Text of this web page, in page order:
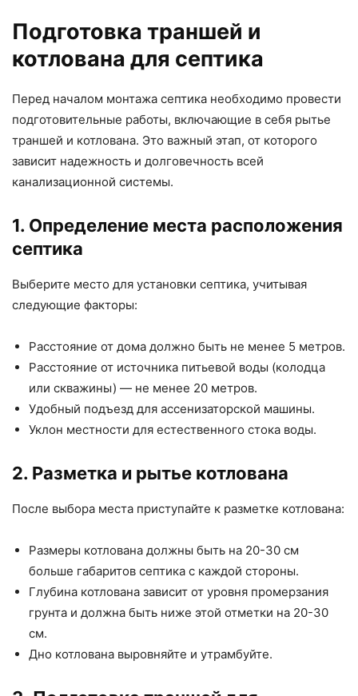
Подготовка траншей и
котлована для септика
Перед началом монтажа септика необходимо провести
подготовительные работы, включающие в себя рытье
траншей и котлована. Это важный этап, от которого
зависит надежность и долговечность всей
канализационной системы.
1. Определение места расположения
септика
Выберите место для установки септика, учитывая
следующие факторы:
Расстояние от дома должно быть не менее 5 метров.
Расстояние от источника питьевой воды (колодца
или скважины) — не менее 20 метров.
Удобный подъезд для ассенизаторской машины.
Уклон местности для естественного стока воды.
2. Разметка и рытье котлована
После выбора места приступайте к разметке котлована:
Размеры котлована должны быть на 20-30 см
больше габаритов септика с каждой стороны.
Глубина котлована зависит от уровня промерзания
грунта и должна быть ниже этой отметки на 20-30
см.
Дно котлована выровняйте и утрамбуйте.